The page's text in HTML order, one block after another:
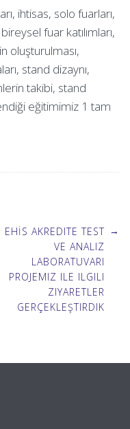
ihtisas, solo fuarları,
fuar katılımları,
oluşturulması,
stand dizaynı,
takibi, stand
eğitimimiz 1 tam
EHİS AKREDITE TEST
VE ANALIZ
LABORATUVARI
PROJEMIZ ILE ILGILI
ZIYARETLER
GERÇEKLEŞTIRDIK
→